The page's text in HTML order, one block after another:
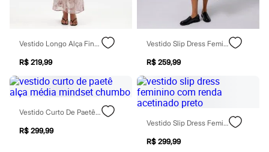
Pantufas
Rasteirinhas
Sandálias
Tênis
Diversão
Marcas
Fifteen
Miss Fifteen
Palomino
Vestido Longo Alça Fina Feminino Paisley Rosa
R$ 219,99
Vestido Slip Dress Feminino Com Renda Acetinado Mindset Rosa
R$ 259,99
Vestido Curto De Paetê Alça Média Mindset Chumbo
R$ 299,99
Vestido Slip Dress Feminino Com Renda Acetinado Preto
R$ 299,99